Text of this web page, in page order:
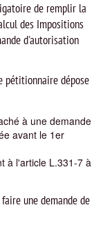
de remplir la
des Impositions
d'autorisation
pétitionnaire dépose
à une demande
avant le 1er
à l'article L.331-7 à
une demande de